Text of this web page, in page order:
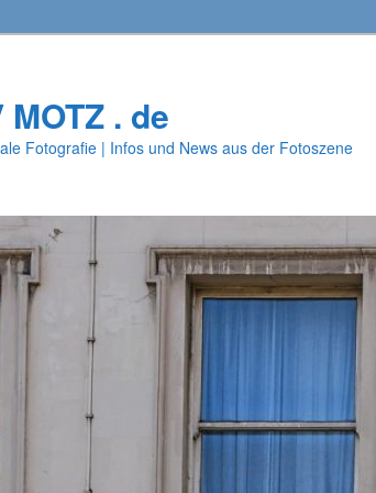
. de
Fotografie | Infos und News aus der Fotoszene